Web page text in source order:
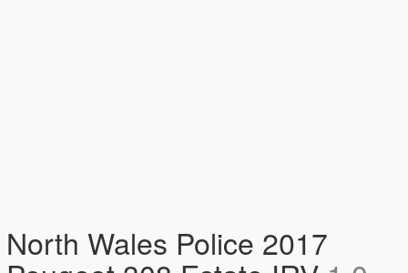
North Wales Police 2017